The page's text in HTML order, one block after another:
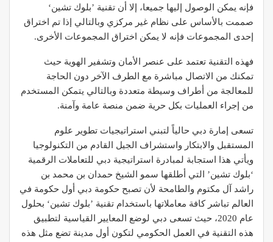
فإنه يمكن الوصول إليها جميعا، إلا أن تقنية ’بلوك تشين‘
صممت بالأساس على نظام غير مركزي وبالتالي إذا تم اختراق
إحدى المجموعات فإنه لا يمكن اختراق المجموعات الأخرى.
فهذه التقنية تعتمد على عنصر الأمان وتشفير الهوية حيث
تمكنك من الاتصال مباشرة مع الطرف الآخر دون الحاجة
للمعالجة من أطراف وسيطة متعددة وبالتالي يتمكن المستخدم
من إجراء العمليات بكل حرية ضمن منصة عامة وآمنة.
تسعى إمارة دبي حالياً لتبني استراتيجيات تطوير علوم
المستقبل والابتكار واستشراف الجيل القادم من التكنولوجيا
ويأتي هذا استجابة لمبادرة استراتيجية دبي للتعاملات الرقمية
‘بلوك تشين’ التي أطلقها سمو الشيخ حمدان بن محمد بن
راشد آل مكتوم والطامحة لأن تصبح حكومة دبي أول حكومة في
العالم تباشر كافة معاملاتها باستخدام تقنية ’بلوك تشين‘ بحلول
عام 2020، حيث تسعى دبي لوضع المعايير القياسية لتطبيق
هذه التقنية في العمل الحكومي لتكون أول مدينة تضع مثل هذه